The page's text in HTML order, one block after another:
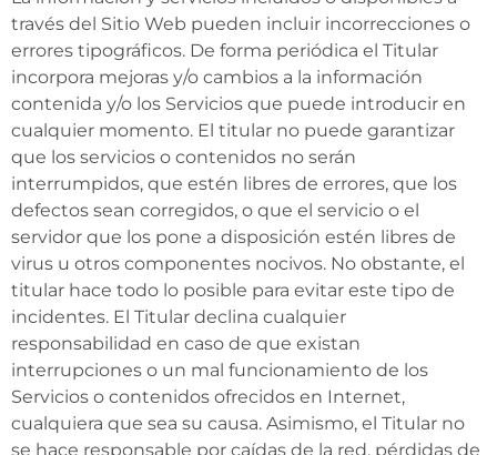
través del Sitio Web pueden incluir incorrecciones o
errores tipográficos. De forma periódica el Titular
incorpora mejoras y/o cambios a la información
contenida y/o los Servicios que puede introducir en
cualquier momento. El titular no puede garantizar
que los servicios o contenidos no serán
interrumpidos, que estén libres de errores, que los
defectos sean corregidos, o que el servicio o el
servidor que los pone a disposición estén libres de
virus u otros componentes nocivos. No obstante, el
titular hace todo lo posible para evitar este tipo de
incidentes. El Titular declina cualquier
responsabilidad en caso de que existan
interrupciones o un mal funcionamiento de los
Servicios o contenidos ofrecidos en Internet,
cualquiera que sea su causa. Asimismo, el Titular no
se hace responsable por caídas de la red, pérdidas de